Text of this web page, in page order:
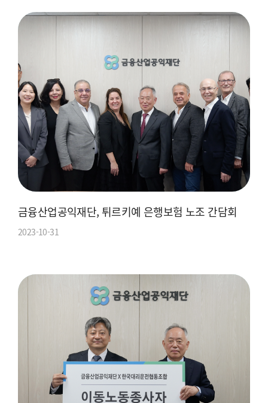
금융산업공익재단, 튀르키예 은행보험 노조 간담회
2023-10-31